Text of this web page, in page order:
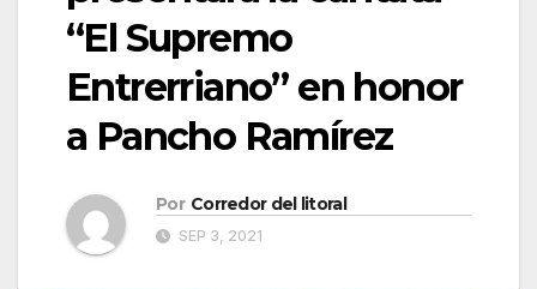
“El Supremo
Entrerriano” en honor
a Pancho Ramírez
Por Corredor del litoral
SEP 3, 2021